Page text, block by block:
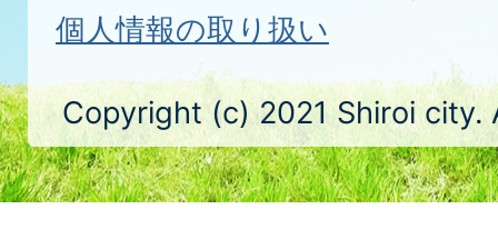
個人情報の取り扱い
Copyright (c) 2021 Shiroi city.